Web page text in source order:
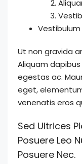
Ut non gravida
Aliquam
egestas ac.
eget,
venenatis eros
Sed Ultrices
Posuere Leo
Posuere Nec.